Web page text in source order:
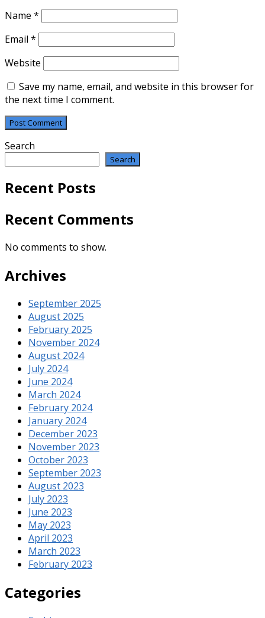
Name *
Email *
Website
Save my name, email, and website in this browser for
the next time I comment.
Search
Search
Recent Posts
Recent Comments
No comments to show.
Archives
September 2025
August 2025
February 2025
November 2024
August 2024
July 2024
June 2024
March 2024
February 2024
January 2024
December 2023
November 2023
October 2023
September 2023
August 2023
July 2023
June 2023
May 2023
April 2023
March 2023
February 2023
Categories